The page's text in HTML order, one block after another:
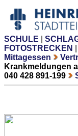
SCHULE
FOTOSTRECKEN
Mittagessen
Krankmeldungen
040 428 891-199